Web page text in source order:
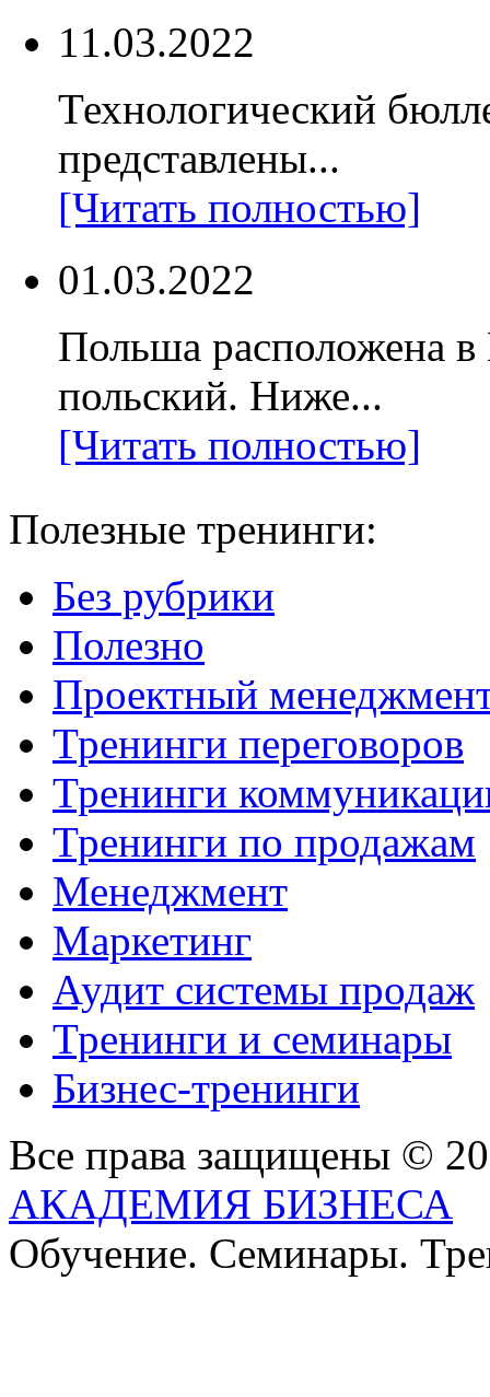
11.03.2022
Технологический
представлены...
[Читать полностью]
01.03.2022
Польша расположена
польский. Ниже...
[Читать полностью]
Полезные тренинги:
Без рубрики
Полезно
Проектный
Тренинги переговоров
Тренинги
Тренинги по продажам
Менеджмент
Маркетинг
Аудит системы продаж
Тренинги и семинары
Бизнес-тренинги
Все права защищены ©
АКАДЕМИЯ БИЗНЕСА
Обучение. Семинары.